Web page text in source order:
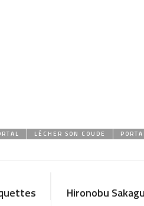
LÉCHER SON COUDE
Hironobu